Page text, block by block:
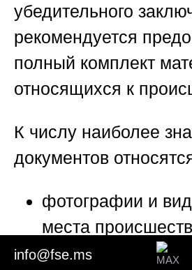
убедительного
рекомендуется
полный комплект
относящихся к
К числу наиболее
документов
фотографии и
места
схемы
info@fse.ms